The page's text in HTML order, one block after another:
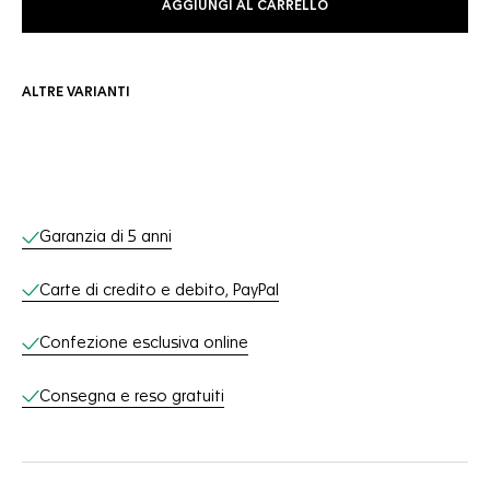
AGGIUNGI AL CARRELLO
ALTRE VARIANTI
Servizi online
Garanzia di 5 anni
Carte di credito e debito, PayPal
Confezione esclusiva online
Consegna e reso gratuiti